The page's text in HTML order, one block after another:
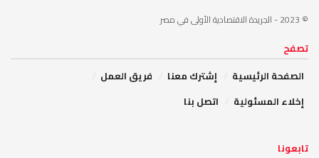
© 2023 - الجريدة الاقتصادية الأولى في مصر
تصفح
الصفحة الرئيسية
إشترك معنا
فريق العمل
إخلاء المسئولية
اتصل بنا
تابعونا